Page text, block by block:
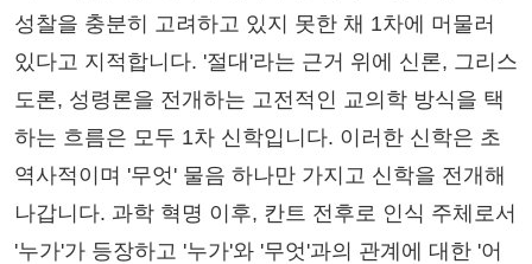
성찰을 충분히 고려하고 있지 못한 채 1차에 머물러
있다고 지적합니다. '절대'라는 근거 위에 신론, 그리스
도론, 성령론을 전개하는 고전적인 교의학 방식을 택
하는 흐름은 모두 1차 신학입니다. 이러한 신학은 초
역사적이며 '무엇' 물음 하나만 가지고 신학을 전개해
나갑니다. 과학 혁명 이후, 칸트 전후로 인식 주체로서
'누가'가 등장하고 '누가'와 '무엇'과의 관계에 대한 '어